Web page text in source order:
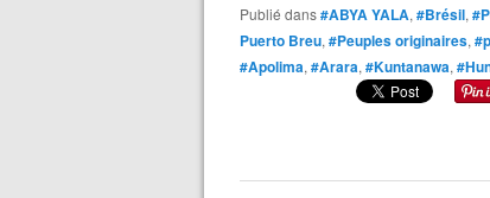
Publié dans#ABYA YALA, #Brésil,
Puerto Breu, #Peuples originaires,
#Apolima, #Arara, #Kuntanawa,